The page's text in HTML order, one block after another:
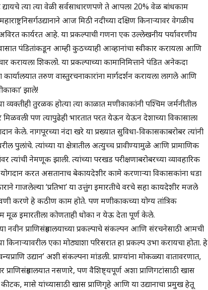
द्यायचे त्या त्या वेळी सर्वसाधारणपणे ते आपला 20% वेळ बांधकाम
आज मिठी नदीच्या दक्षिण किनाऱ्यावर वेगळीच
कार्यरत आहे. या प्रकल्पाची गणना एक उल्लेखनीय पर्यावरणीय
पंडितांकडून आम्ही कुठच्याही आव्हानांचा स्वीकार करायला आणि
करायला शिकलो. या प्रकल्पाच्या कामानिमित्ताने पंडित अनेकदा
तरुण वास्तुरचनाकारांना मार्गदर्शन करायला लागले आणि
झाले!
व्यक्तीही तुरळक होत्या त्या काळात मणीकाकांनी पश्चिम जर्मनीतील
मिळवली पण त्यापुढेही भारतात परत येऊन येऊन देशाच्या विकासाला
केले. नागपूरच्या नंदा खरे या प्रख्यात सुविधा-विकासकाबरोबर त्यांनी
पुलांचे. त्यांच्या या क्षेत्रातील अत्युच्च प्रावीण्यामुळे आणि प्रामाणिक
नेमणूक झाली. त्यांच्या परखड परीक्षणाबरोबरच्या व्यावहारिक
करत असतानाच बेकायदेशीर कामे करणाऱ्या विकासकांना धडा
गाजलेल्या ‘प्रतिभा’ या उत्तुंग इमारतीचे वरचे सहा कायदेशीर मजले
करणे हे कठीण काम होते. पण मणीकाकच्या योग्य तांत्रिक
मूळ इमारतीला कोणताही धोका न येऊ देता पूर्ण केले.
नवीन प्राणिसंग्रहालयाच्या प्रकल्पाचे संकल्पन आणि संरचनेसाठी आमची
एका मोठ्याशा परिसरात हा प्रकल्प उभा करायचा होता. हे
उद्यान’ अशी संकल्पना मांडली. प्राण्यांना मोकळ्या वातावरणात,
नसणारे, पण वैशिष्ट्यपूर्ण अशा प्राणिगटांसाठी खास
मासे यांच्यासाठी खास प्राणिगृहे आणि या उद्यानाचा प्रमुख हेतू